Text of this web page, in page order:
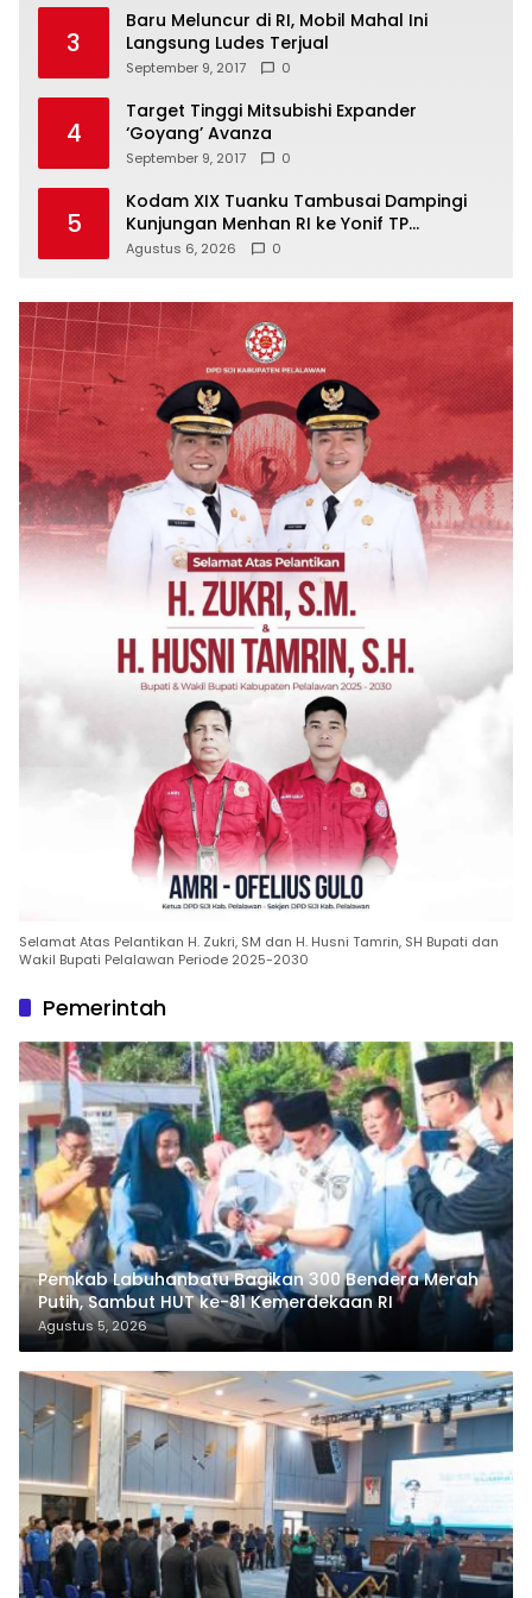
3
Baru Meluncur di RI, Mobil Mahal Ini
Langsung Ludes Terjual
September 9, 2017 0
4
Target Tinggi Mitsubishi Expander
‘Goyang’ Avanza
September 9, 2017 0
5
Kodam XIX Tuanku Tambusai Dampingi
Kunjungan Menhan RI ke Yonif TP
952/Imam Bulqin, Perkuat Pembangunan
Agustus 6, 2026 0
Selamat Atas Pelantikan H. Zukri, SM dan H. Husni Tamrin, SH Bupati dan
Wakil Bupati Pelalawan Periode 2025-2030
Pemerintah
Pemkab Labuhanbatu Bagikan 300 Bendera Merah
Putih, Sambut HUT ke-81 Kemerdekaan RI
Agustus 5, 2026